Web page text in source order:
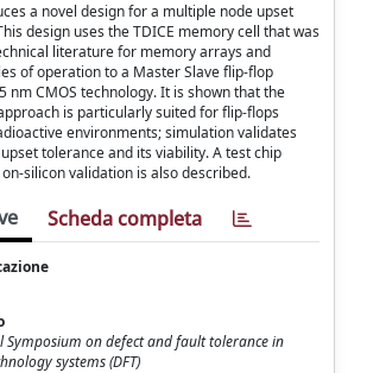
a novel design for a multiple node upset
design uses the TDICE memory cell that was
literature for memory arrays and
of operation to a Master Slave flip-flop
nm CMOS technology. It is shown that the
is particularly suited for flip-flops
environments; simulation validates
tolerance and its viability. A test chip
silicon validation is also described.
Scheda completa
Symposium on defect and fault tolerance in
systems (DFT)